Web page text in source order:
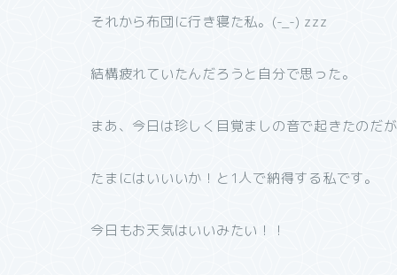
それから布団に行き寝た私。(-_-) zzz
結構疲れていたんだろうと自分で思った。
まあ、今日は珍しく目覚ましの音で起きたのだが
たまにはいいいか！と1人で納得する私です。
今日もお天気はいいみたい！！